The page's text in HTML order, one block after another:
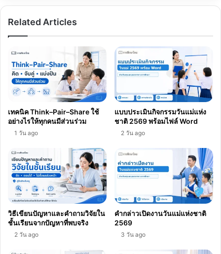
Related Articles
เทคนิค Think–Pair–Share ใช้
อย่างไรให้ทุกคนมีส่วนร่วม
1 วัน ago
แบบประเมินกิจกรรมวันแม่แห่ง
ชาติ 2569 พร้อมไฟล์ Word
2 วัน ago
วิธีเขียนปัญหาและคำถามวิจัยใน
ชั้นเรียนจากปัญหาที่พบจริง
2 วัน ago
คำกล่าวเปิดงานวันแม่แห่งชาติ
2569
3 วัน ago